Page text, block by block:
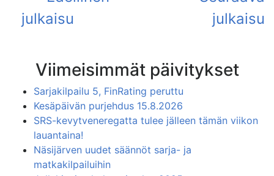
Viimeisimmät päivitykset
Sarjakilpailu 5, FinRating peruttu
Kesäpäivän purjehdus 15.8.2026
SRS-kevytveneregatta tulee jälleen tämän viikon
lauantaina!
Näsijärven uudet säännöt sarja- ja
matkakilpailuihin